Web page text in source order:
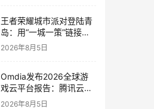
王者荣耀城市派对登陆青
岛：用“一城一策”链接海
洋场景，以双向奔赴带动
2026年8月5日
Omdia发布2026全球游
戏云平台报告：腾讯云连
续两年入选“领导者”象限
2026年8月5日